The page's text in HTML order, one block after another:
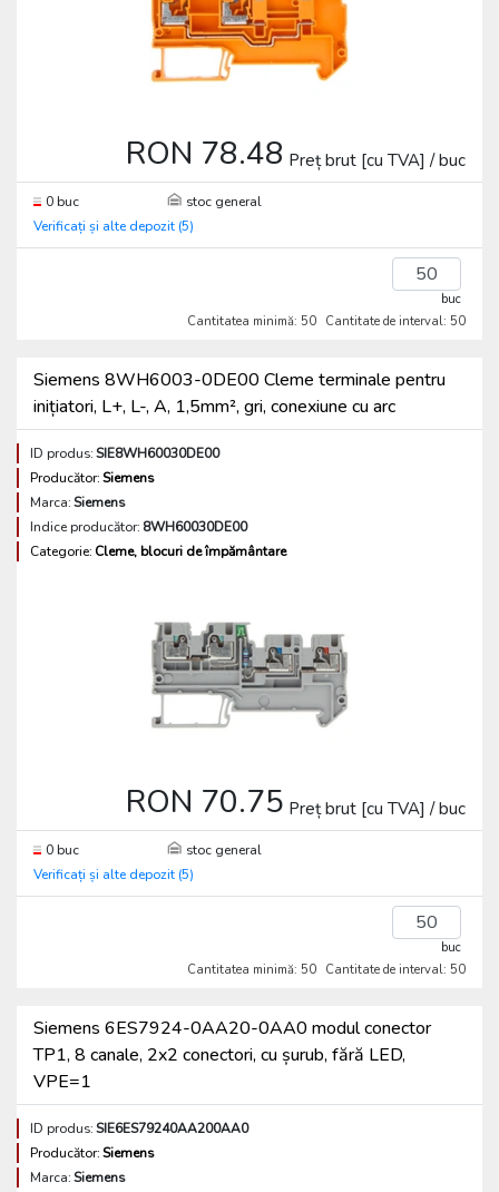
RON 78.48 Preț brut [cu TVA] / buc
0 buc
stoc general
Verificați și alte depozit (5)
buc
Cantitatea minimă: 50 Cantitate de interval: 50
Siemens 8WH6003-0DE00 Cleme terminale pentru
inițiatori, L+, L-, A, 1,5mm², gri, conexiune cu arc
ID produs:SIE8WH60030DE00
Producător:Siemens
Marca:Siemens
Indice producător: 8WH60030DE00
Categorie: Cleme, blocuri de împământare
RON 70.75 Preț brut [cu TVA] / buc
0 buc
stoc general
Verificați și alte depozit (5)
buc
Cantitatea minimă: 50 Cantitate de interval: 50
Siemens 6ES7924-0AA20-0AA0 modul conector
TP1, 8 canale, 2x2 conectori, cu șurub, fără LED,
VPE=1
ID produs:SIE6ES79240AA200AA0
Producător:Siemens
Marca:Siemens